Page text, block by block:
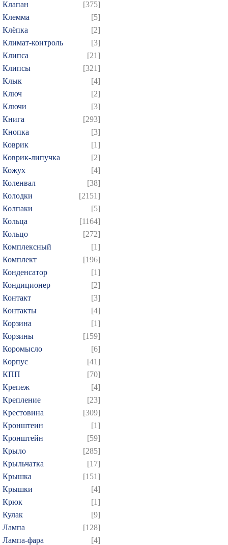
Клапан
[375]
Клемма
[5]
Клёпка
[2]
Климат-контроль
[3]
Клипса
[21]
Клипсы
[321]
Клык
[4]
Ключ
[2]
Ключи
[3]
Книга
[293]
Кнопка
[3]
Коврик
[1]
Коврик-липучка
[2]
Кожух
[4]
Коленвал
[38]
Колодки
[2151]
Колпаки
[5]
Кольца
[1164]
Кольцо
[272]
Комплексный
[1]
Комплект
[196]
Конденсатор
[1]
Кондиционер
[2]
Контакт
[3]
Контакты
[4]
Корзина
[1]
Корзины
[159]
Коромысло
[6]
Корпус
[41]
КПП
[70]
Крепеж
[4]
Крепление
[23]
Крестовина
[309]
Кронштеин
[1]
Кронштейн
[59]
Крыло
[285]
Крыльчатка
[17]
Крышка
[151]
Крышки
[4]
Крюк
[1]
Кулак
[9]
Лампа
[128]
Лампа-фара
[4]